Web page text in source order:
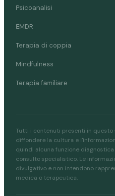
Psicoanalisi
EMDR
Terapia di coppia
Mindfulness
Terapia familiare
Tutti i contenuti presenti in
diffondere la cultura e
quindi alcuna funzione
consulto specialistico. Le
divulgativo e non intendono
medica o terapeutica.